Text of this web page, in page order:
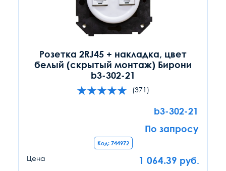
Розетка 2RJ45 + накладка, цвет
белый (скрытый монтаж) Бирони
b3-302-21
(371)
b3-302-21
По запросу
Код: 744972
Цена 1 064.39 руб.